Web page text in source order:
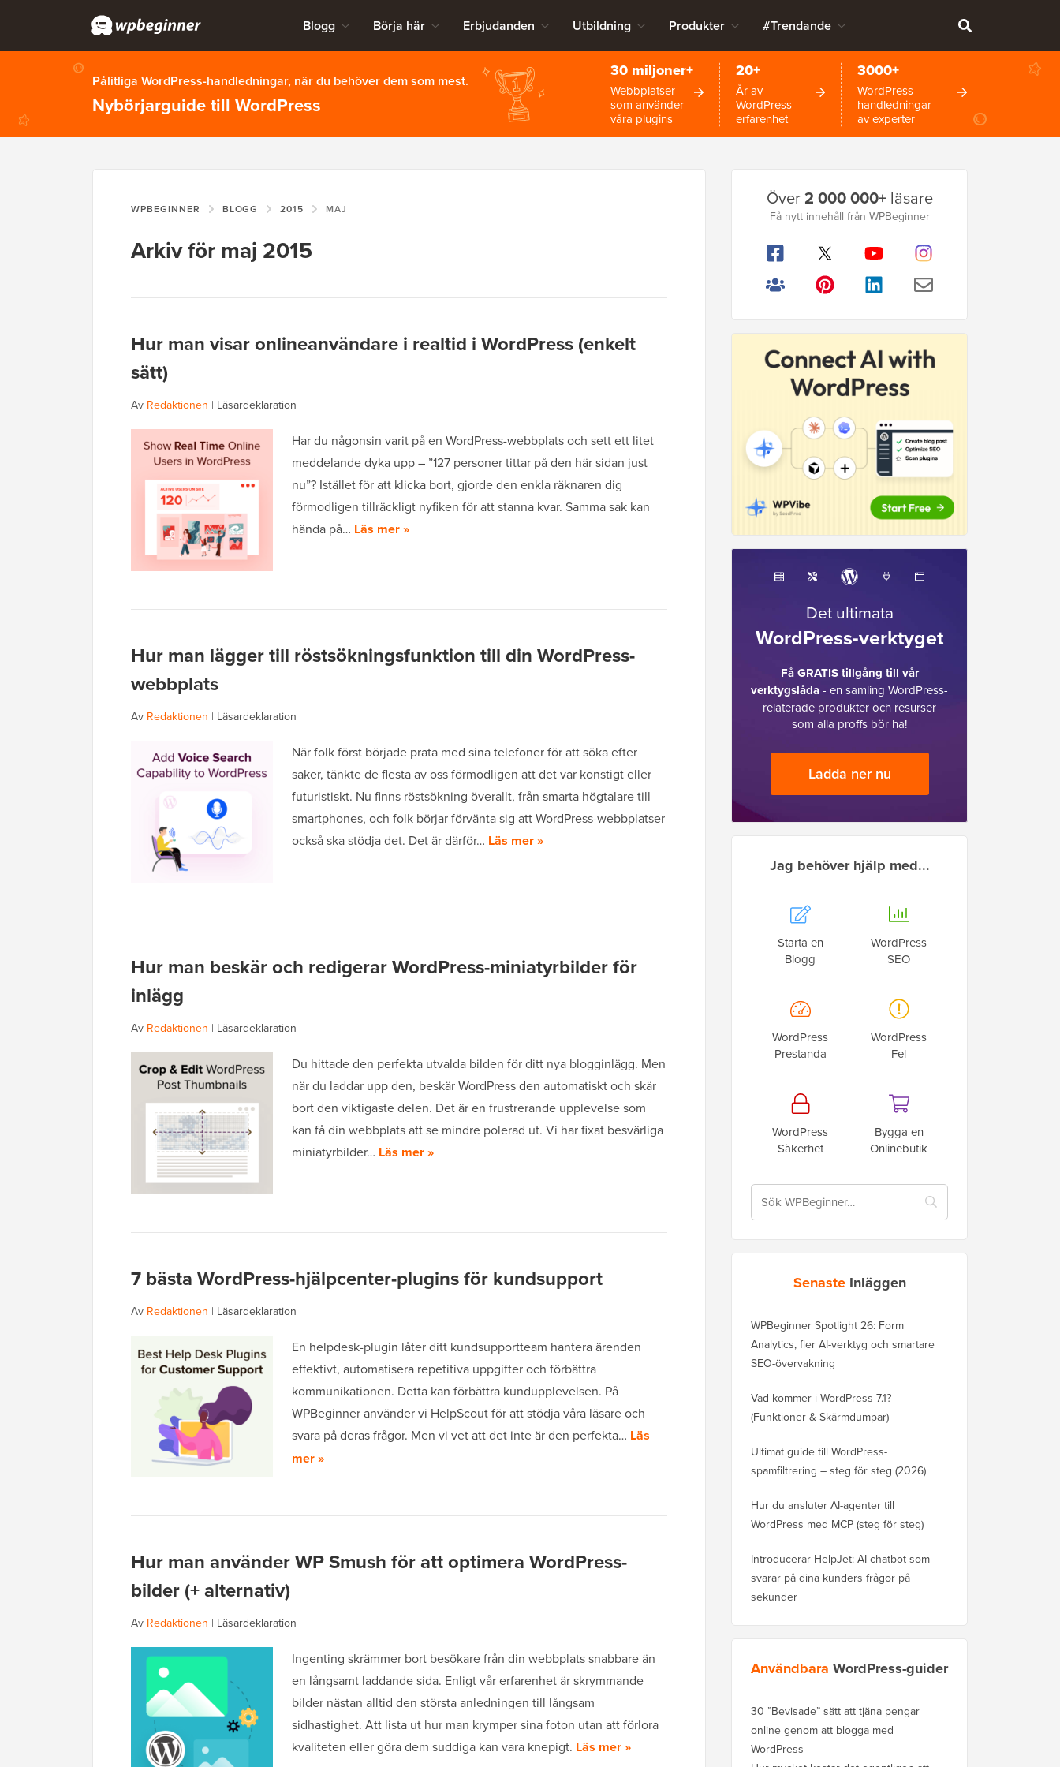
Blogg Börja här Erbjudanden Utbildning Produkter #Trendande
Pålitliga WordPress-handledningar, när du behöver dem som mest.
Nybörjarguide till WordPress
30 miljoner+
Webbplatser
som använder
våra plugins
20+
År av
WordPress-
erfarenhet
3000+
WordPress-
handledningar
av experter
WPBEGINNER BLOGG 2015 MAJ
Arkiv för maj 2015
Hur man visar onlineanvändare i realtid i WordPress (enkelt
sätt)
Av Redaktionen | Läsardeklaration
Har du någonsin varit på en WordPress-webbplats och sett ett litet
meddelande dyka upp – ”127 personer tittar på den här sidan just
nu”? Istället för att klicka bort, gjorde den enkla räknaren dig
förmodligen tillräckligt nyfiken för att stanna kvar. Samma sak kan
hända på… Läs mer »
Hur man lägger till röstsökningsfunktion till din WordPress-
webbplats
Av Redaktionen | Läsardeklaration
När folk först började prata med sina telefoner för att söka efter
saker, tänkte de flesta av oss förmodligen att det var konstigt eller
futuristiskt. Nu finns röstsökning överallt, från smarta högtalare till
smartphones, och folk börjar förvänta sig att WordPress-webbplatser
också ska stödja det. Det är därför… Läs mer »
Hur man beskär och redigerar WordPress-miniatyrbilder för
inlägg
Av Redaktionen | Läsardeklaration
Du hittade den perfekta utvalda bilden för ditt nya blogginlägg. Men
när du laddar upp den, beskär WordPress den automatiskt och skär
bort den viktigaste delen. Det är en frustrerande upplevelse som
kan få din webbplats att se mindre polerad ut. Vi har fixat besvärliga
miniatyrbilder… Läs mer »
7 bästa WordPress-hjälpcenter-plugins för kundsupport
Av Redaktionen | Läsardeklaration
En helpdesk-plugin låter ditt kundsupportteam hantera ärenden
effektivt, automatisera repetitiva uppgifter och förbättra
kommunikationen. Detta kan förbättra kundupplevelsen. På
WPBeginner använder vi HelpScout för att stödja våra läsare och
svara på deras frågor. Men vi vet att det inte är den perfekta… Läs
mer »
Hur man använder WP Smush för att optimera WordPress-
bilder (+ alternativ)
Av Redaktionen | Läsardeklaration
Ingenting skrämmer bort besökare från din webbplats snabbare än
en långsamt laddande sida. Enligt vår erfarenhet är skrymmande
bilder nästan alltid den största anledningen till långsam
sidhastighet. Att lista ut hur man krymper sina foton utan att förlora
kvaliteten eller göra dem suddiga kan vara knepigt. Läs mer »
Primär
sidofält
Över2 000 000+läsare
Få nytt innehåll från WPBeginner
Det ultimata
WordPress-verktyget
Få GRATIS tillgång till vår
verktygslåda- en samling WordPress-
relaterade produkter och resurser
som alla proffs bör ha!
Ladda ner nu
Jag behöver hjälp med...
Starta en
Blogg
WordPress
SEO
WordPress
Prestanda
WordPress
Fel
WordPress
Säkerhet
Bygga en
Onlinebutik
Senaste Inläggen
WPBeginner Spotlight 26: Form
Analytics, fler AI-verktyg och smartare
SEO-övervakning
Vad kommer i WordPress 7.1?
(Funktioner & Skärmdumpar)
Ultimat guide till WordPress-
spamfiltrering – steg för steg (2026)
Hur du ansluter AI-agenter till
WordPress med MCP (steg för steg)
Introducerar HelpJet: AI-chatbot som
svarar på dina kunders frågor på
sekunder
Användbara WordPress-guider
30 ”Bevisade” sätt att tjäna pengar
online genom att blogga med
WordPress